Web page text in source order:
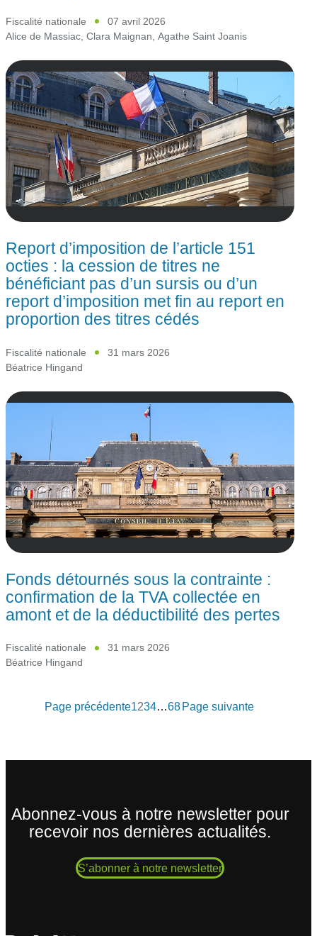
Fiscalité nationale
07 avril 2026
Alice de Massiac, Clara Maignan, Agathe Saint Joanis
Report d’imposition de l’article 151
octies : la cession de titres ne
bénéficiant pas d’un sursis ou d’un
report d’imposition met fin au report en
proportion des titres cédés
Fiscalité nationale
31 mars 2026
Béatrice Hingand
Fonds détournés sous la contrainte :
confirmation de la TVA collectée en
amont et de la déductibilité des pertes
Fiscalité nationale
31 mars 2026
Béatrice Hingand
Page précédente1234…68Page suivante
Abonnez-vous à notre newsletter pour
recevoir nos dernières actualités.
S’abonner à notre newsletter